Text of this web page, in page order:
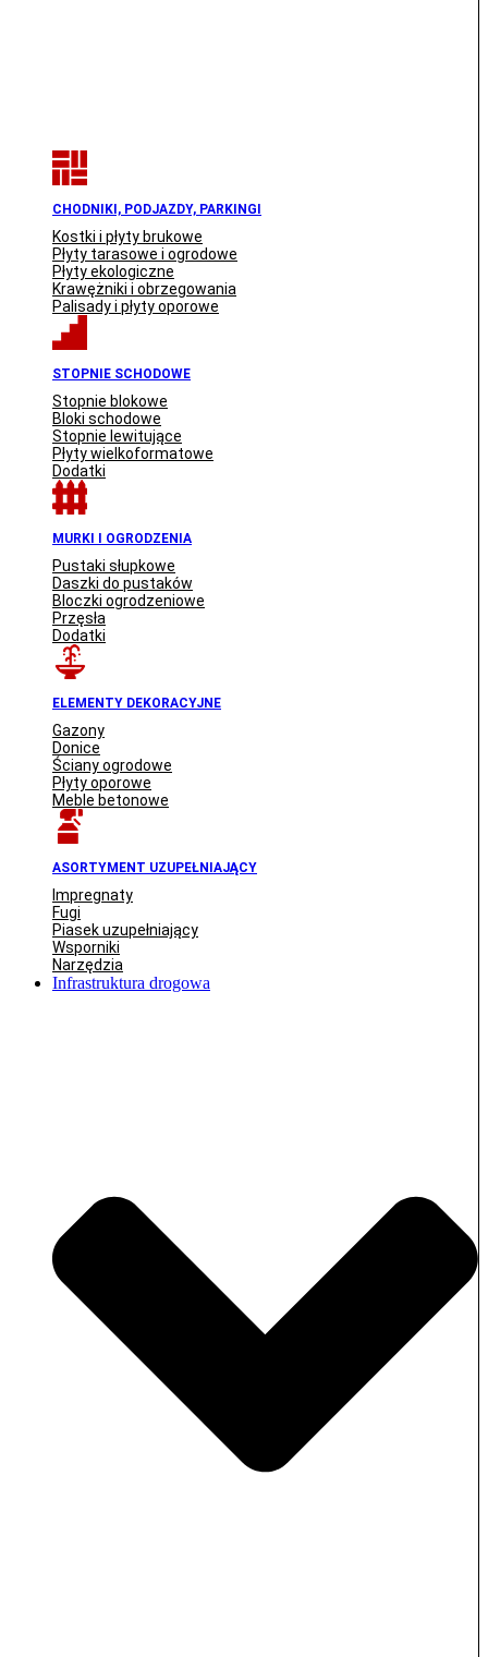
CHODNIKI, PODJAZDY, PARKINGI
Kostki i płyty brukowe
Płyty tarasowe i ogrodowe
Płyty ekologiczne
Krawężniki i obrzegowania
Palisady i płyty oporowe
STOPNIE SCHODOWE
Stopnie blokowe
Bloki schodowe
Stopnie lewitujące
Płyty wielkoformatowe
Dodatki
MURKI I OGRODZENIA
Pustaki słupkowe
Daszki do pustaków
Bloczki ogrodzeniowe
Przęsła
Dodatki
ELEMENTY DEKORACYJNE
Gazony
Donice
Ściany ogrodowe
Płyty oporowe
Meble betonowe
ASORTYMENT UZUPEŁNIAJĄCY
Impregnaty
Fugi
Piasek uzupełniający
Wsporniki
Narzędzia
Infrastruktura drogowa